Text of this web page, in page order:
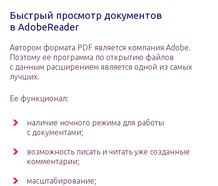
Быстрый просмотр документов
в AdobeReader
Автором формата PDF является компания Adobe.
Поэтому ее программа по открытию файлов
с данным расширением является одной из самых
лучших.
Ее функционал:
наличие ночного режима для работы
с документами;
возможность писать и читать уже созданные
комментарии;
масштабирование;